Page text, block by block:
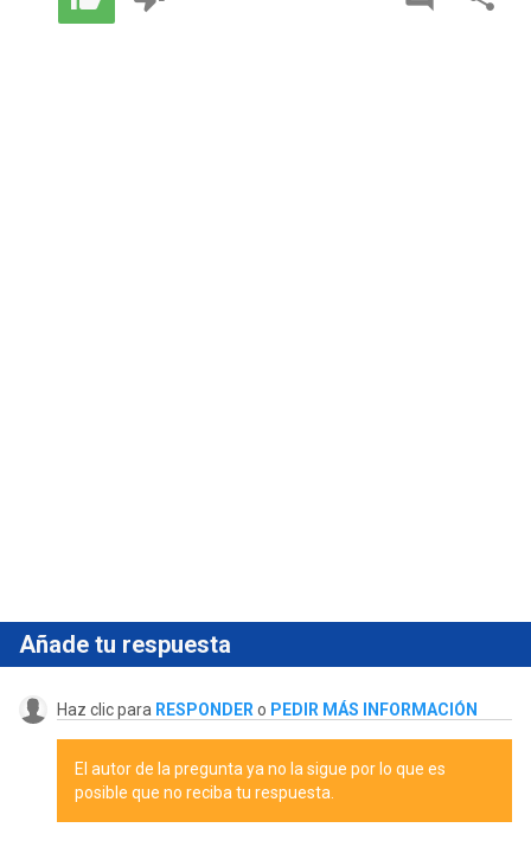
Añade tu respuesta
Haz clic para RESPONDER o PEDIR MÁS INFORMACIÓN
El autor de la pregunta ya no la sigue por lo que es
posible que no reciba tu respuesta.